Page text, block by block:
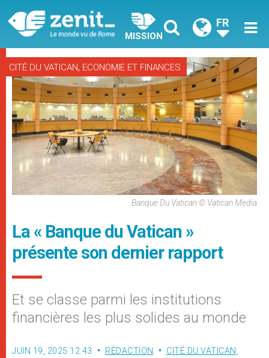
MISSION
FR
CITÉ DU VATICAN, ECONOMIE ET FINANCES
Banque Du Vatican © Vatican Media
La « Banque du Vatican »
présente son dernier rapport
Et se classe parmi les institutions
financières les plus solides au monde
JUIN 19, 2025 12:43 RÉDACTION CITÉ DU VATICAN ,